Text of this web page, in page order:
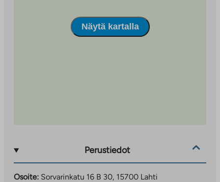
Näytä kartalla
Perustiedot
Osoite: Sorvarinkatu 16 B 30, 15700 Lahti